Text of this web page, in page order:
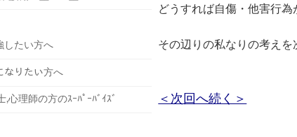
どうすれば自傷・他害行為
その辺りの私なりの考えを
＜次回へ続く＞
したい方へ
なりたい方へ
,心理師の方のｽｰﾊﾟｰﾊﾞｲｽﾞ